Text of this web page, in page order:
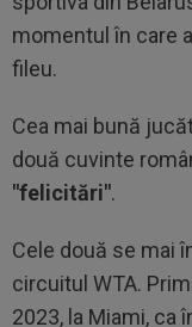
momentul în care
fileu.
Cea mai bună
două cuvinte
"felicitări".
Cele două se mai
circuitul WTA.
2023, la Miami, ca